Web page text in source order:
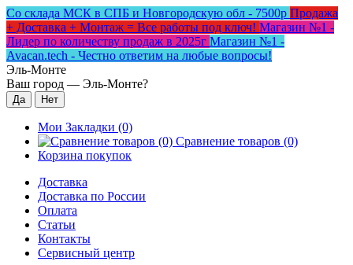
Со склада МСК в СПБ и Новгородскую обл - 7500р Продажа
+ Доставка + Монтаж = Все работы под ключ! Магазин №1 -
Лидер по количеству продаж в 2025г Магазин №1 -
Avacan.tech - Честно ответим на любые вопросы!
Эль-Монте
Ваш город — Эль-Монте?
Мои Закладки (0)
Сравнение товаров (0)
Корзина покупок
Доставка
Доставка по России
Оплата
Статьи
Контакты
Сервисный центр